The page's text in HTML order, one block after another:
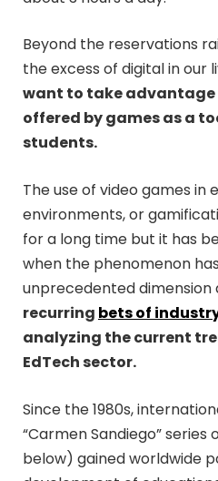
Beyond the reservations
the excess of digital in our
want to take
offered by games as a
students.
The use of video games in
environments, or
for a long time but it has
when the phenomenon
unprecedented dimension
recurring bets of
analyzing the current
EdTech sector.
Since the 1980s,
“Carmen Sandiego” series
below) gained worldwide